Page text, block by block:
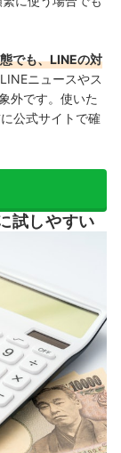
でも、LINEの対
ニュースやス
外です。使いた
公式サイトで確
試しやすい